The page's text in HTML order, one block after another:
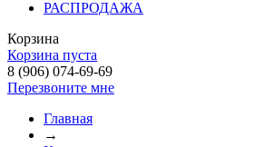
РАСПРОДАЖА
Корзина
Корзина пуста
8 (906) 074-69-69
Перезвоните мне
Главная
→